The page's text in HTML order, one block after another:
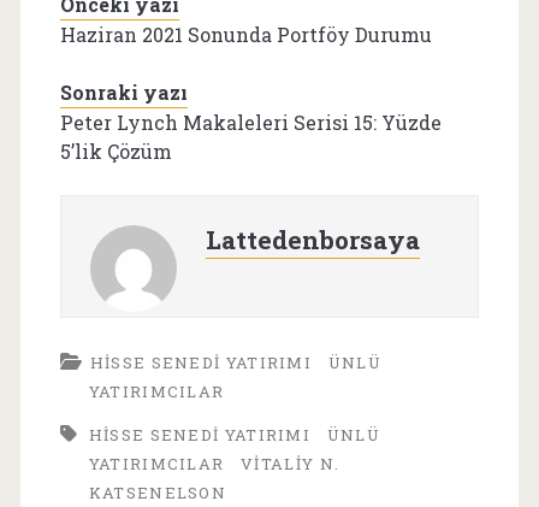
Haziran 2021 Sonunda Portföy Durumu
Sonraki yazı
Peter Lynch Makaleleri Serisi 15: Yüzde
5’lik Çözüm
Lattedenborsaya
HISSE SENEDI YATIRIMI
ÜNLÜ
YATIRIMCILAR
HISSE SENEDI YATIRIMI
ÜNLÜ
YATIRIMCILAR
VITALIY N.
KATSENELSON